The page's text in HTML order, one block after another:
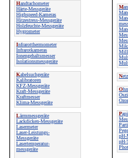
Handtachometer
Härte-Messgeräte
Highspeed-Kameras
Hitzestress-Messgeräte
Holzfeuchte-Messgeräte
Hygrometer
Infrarotthermometer
Infrarotkameras
Ionengehaltsmesser
Isolationsmessgeräte
Kabelsuchgeräte
Kalibratoren
KFZ-Messgeräte
Kraft-Messgeräte
Kraftmesser
Klima-Messgeräte
Lärmmessgeräte
Lackdicken-Messgeräte
Lasermeter
Laser-Leistungs-
Messgeräte
Lasertemperatur-
messgeräte
M
N
O
P
pH-
pH-